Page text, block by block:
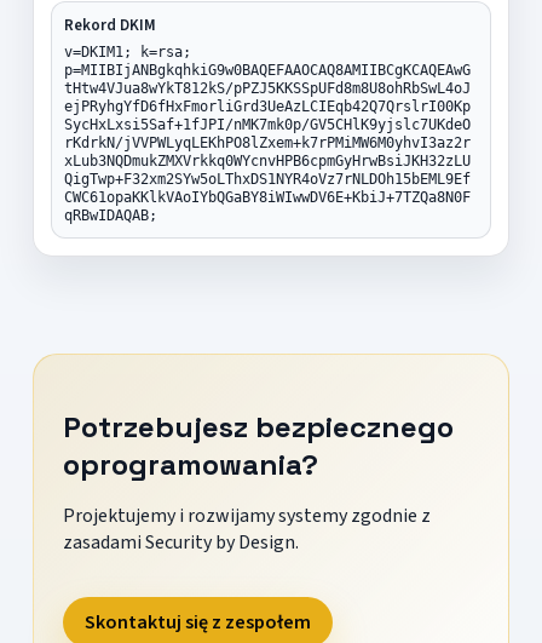
Rekord DKIM
v=DKIM1; k=rsa;
p=MIIBIjANBgkqhkiG9w0BAQEFAAOCAQ8AMIIBCgKCAQEAwG
tHtw4VJua8wYkT812kS/pPZJ5KKSSpUFd8m8U8ohRbSwL4oJ
ejPRyhgYfD6fHxFmorliGrd3UeAzLCIEqb42Q7QrslrI00Kp
SycHxLxsi5Saf+1fJPI/nMK7mk0p/GV5CHlK9yjslc7UKdeO
rKdrkN/jVVPWLyqLEKhPO8lZxem+k7rPMiMW6M0yhvI3az2r
xLub3NQDmukZMXVrkkq0WYcnvHPB6cpmGyHrwBsiJKH32zLU
QigTwp+F32xm2SYw5oLThxDS1NYR4oVz7rNLDOh15bEML9Ef
CWC61opaKKlkVAoIYbQGaBY8iWIwwDV6E+KbiJ+7TZQa8N0F
qRBwIDAQAB;
Potrzebujesz bezpiecznego
oprogramowania?
Projektujemy i rozwijamy systemy zgodnie z
zasadami Security by Design.
Skontaktuj się z zespołem